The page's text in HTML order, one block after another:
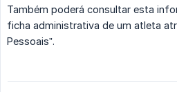
Também poderá consultar esta
ficha administrativa de um atleta
Pessoais”.